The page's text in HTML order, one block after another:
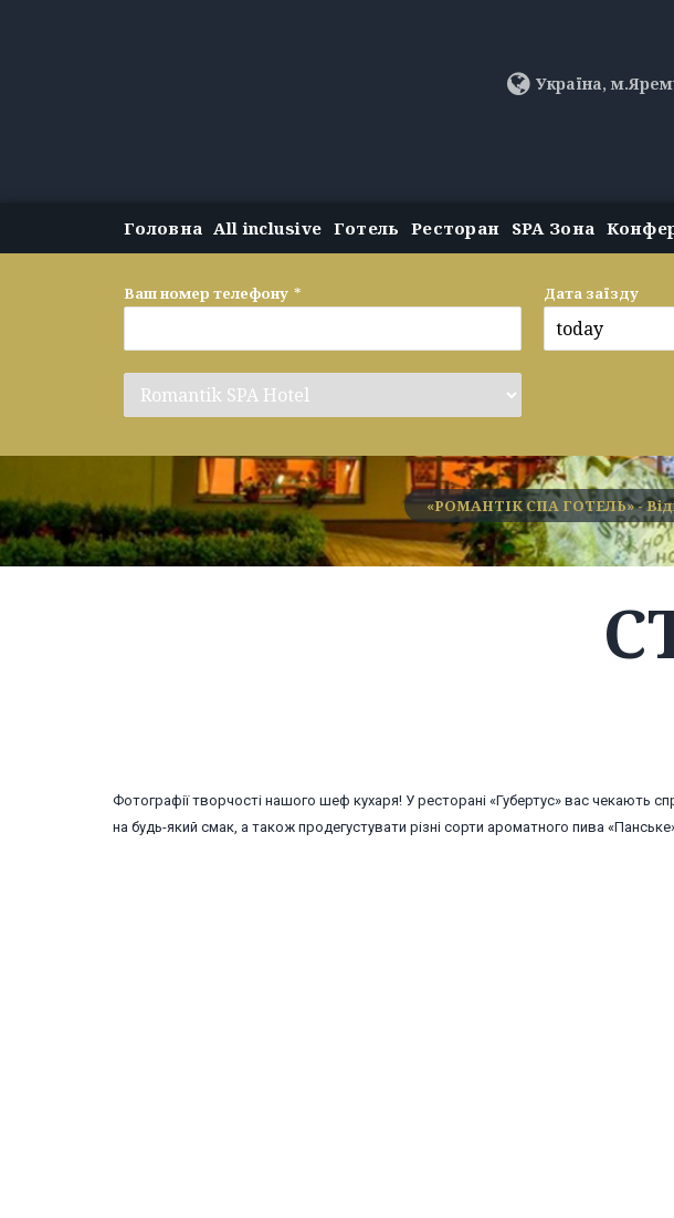
Україна,
Головна All inclusive Готель Ресторан SPA Зона
Ваш номер телефону * Дата заїзду
«РОМАНТІК СПА ГОТЕЛЬ» -
Фотографії творчості нашого шеф кухаря! У ресторані «Губертус» вас чекають
на будь-який смак, а також продегустувати різні сорти ароматного пива